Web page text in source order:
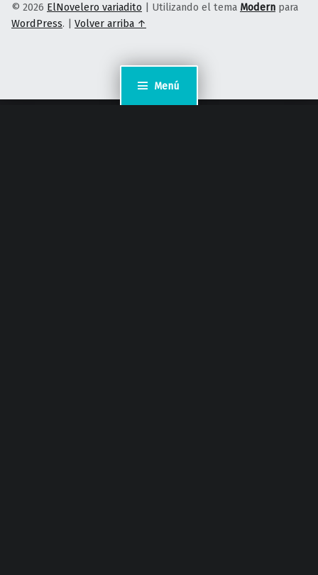
Menú
© 2026 ElNovelero variadito | Utilizando el tema Modern para
WordPress. | Volver arriba ↑